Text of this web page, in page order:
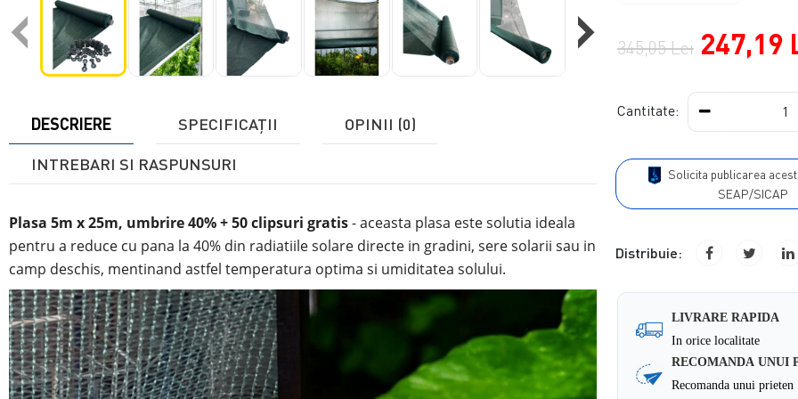
‹ ›
DESCRIERE SPECIFICAŢII OPINII (0)
INTREBARI SI RASPUNSURI
Plasa 5m x 25m, umbrire 40% + 50 clipsuri gratis- aceasta plasa este solutia ideala
pentru a reduce cu pana la 40% din radiatiile solare directe in gradini, sere solarii sau in
camp deschis, mentinand astfel temperatura optima si umiditatea solului.
345,05 Lei 247,19
Cantitate:
SEAP/SICAP
Distribuie:
LIVRARE RAPIDA
In orice localitate
RECOMANDA UNUI
Recomanda unui prieten